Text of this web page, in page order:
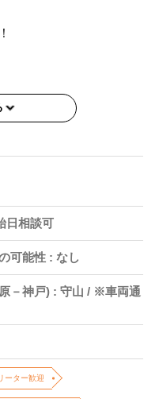
円
＝約12.9万円
17.2万円
約21.6万円
日勤 フルタイム
あり 時給1350円
歓迎 初心者 栄養士
食器洗い 皿洗い
相談可
可能性 : なし
－神戸) : 守山 / ※車両通
ーター歓迎